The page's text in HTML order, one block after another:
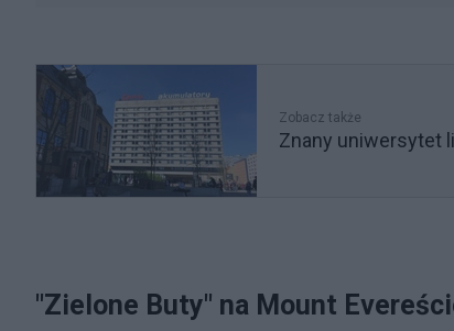
Zobacz także
Znany uniwersytet
"Zielone Buty" na Mount